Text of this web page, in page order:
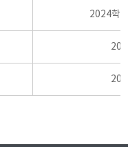
2024학